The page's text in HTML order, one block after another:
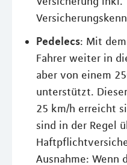
Pedelecs: Mit
Fahrer weiter in
aber von einem
unterstützt.
25 km/h erreicht
sind in der Regel
Ausnahme: Wenn